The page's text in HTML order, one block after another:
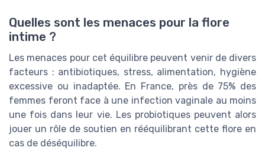
Quelles sont les menaces pour la flore
intime ?
Les menaces pour cet équilibre peuvent venir de divers
facteurs : antibiotiques, stress, alimentation, hygiène
excessive ou inadaptée. En France, près de 75% des
femmes feront face à une infection vaginale au moins
une fois dans leur vie. Les probiotiques peuvent alors
jouer un rôle de soutien en rééquilibrant cette flore en
cas de déséquilibre.